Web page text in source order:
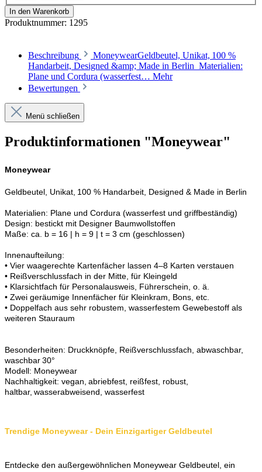
In den Warenkorb
Produktnummer: 1295
Beschreibung
MoneywearGeldbeutel, Unikat, 100 %
Handarbeit, Designed &amp; Made in Berlin Materialien:
Plane und Cordura (wasserfest… Mehr
Bewertungen
Menü schließen
Produktinformationen "Moneywear"
Moneywear
Geldbeutel, Unikat, 100 % Handarbeit, Designed & Made in Berlin
Materialien: Plane und Cordura (wasserfest und griffbeständig)
Design: bestickt mit Designer Baumwollstoffen
Maße: ca. b = 16 | h = 9 | t = 3 cm (geschlossen)
Innenaufteilung:
• Vier waagerechte Kartenfächer lassen 4–8 Karten verstauen
• Reißverschlussfach in der Mitte, für Kleingeld
• Klarsichtfach für Personalausweis, Führerschein, o. ä.
• Zwei geräumige Innenfächer für Kleinkram, Bons, etc.
• Doppelfach aus sehr robustem, wasserfestem Gewebestoff als
weiteren Stauraum
Besonderheiten: Druckknöpfe, Reißverschlussfach, abwaschbar,
waschbar 30°
Modell: Moneywear
Nachhaltigkeit: vegan, abriebfest, reißfest, robust,
haltbar, wasserabweisend, wasserfest
Trendige Moneywear - Dein Einzigartiger Geldbeutel
Entdecke den außergewöhnlichen Moneywear Geldbeutel, ein